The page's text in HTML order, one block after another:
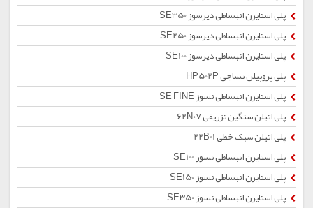
پلی استایرن انبساطی دیرسوز SE350
پلی استایرن انبساطی دیرسوز SE250
پلی استایرن انبساطی دیرسوز SE100
پلی پروپیلن نساجی HP502P
پلی استایرن انبساطی نسوز SE FINE
پلی اتیلن سنگین تزریقی 62N07
پلی اتیلن سبک خطی 22B01
پلی استایرن انبساطی نسوز SE100
پلی استایرن انبساطی نسوز SE150
پلی استایرن انبساطی نسوز SE350